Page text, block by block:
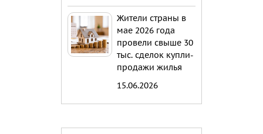
Жители страны в
мае 2026 года
провели свыше 30
тыс. сделок купли-
продажи жилья
15.06.2026